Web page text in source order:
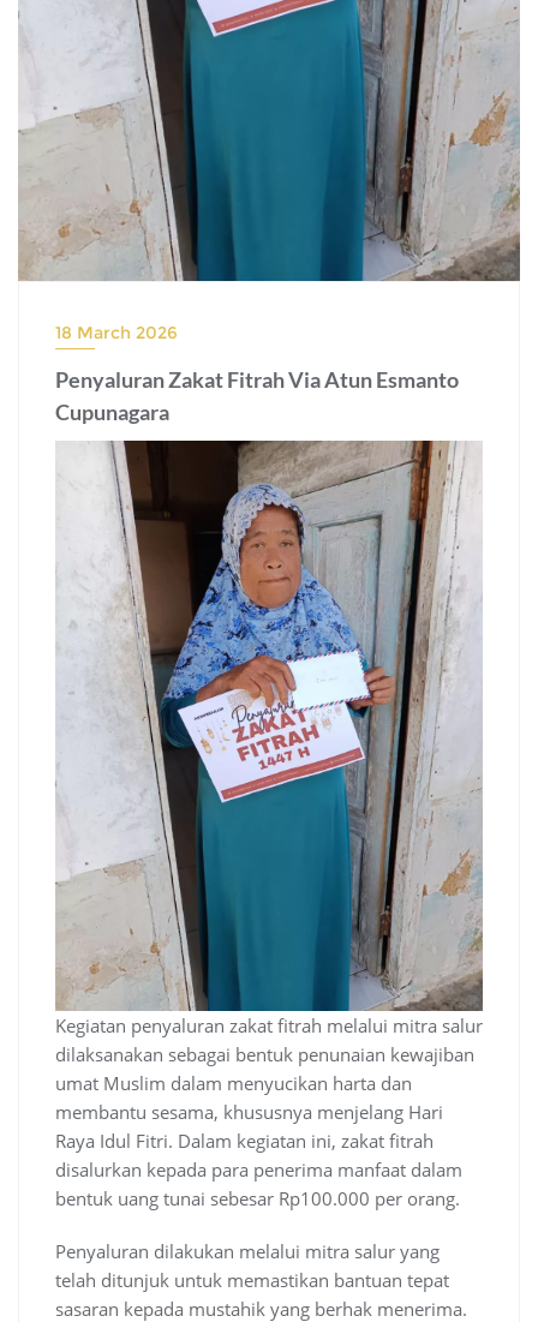
18 March 2026
Penyaluran Zakat Fitrah Via Atun Esmanto
Cupunagara
Kegiatan penyaluran zakat fitrah melalui mitra salur
dilaksanakan sebagai bentuk penunaian kewajiban
umat Muslim dalam menyucikan harta dan
membantu sesama, khususnya menjelang Hari
Raya Idul Fitri. Dalam kegiatan ini, zakat fitrah
disalurkan kepada para penerima manfaat dalam
bentuk uang tunai sebesar Rp100.000 per orang.
Penyaluran dilakukan melalui mitra salur yang
telah ditunjuk untuk memastikan bantuan tepat
sasaran kepada mustahik yang berhak menerima.